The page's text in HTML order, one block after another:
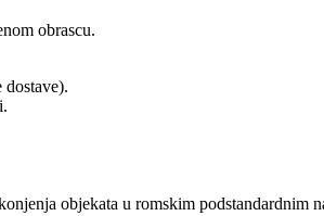
obrascu.
dostave).
objekata u romskim podstandardnim